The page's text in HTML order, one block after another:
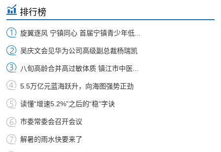
排行榜
旋翼逐风 宁镇同心 首届宁镇青少年低...
吴庆文会见华为公司高级副总裁杨瑞凯
八旬高龄合并高过敏体质 镇江市中医...
5.5万亿元蓝海跃升，向海图强势正劲
读懂“增速5.2%”之后的“稳”字诀
市委常委会召开会议
解暑的雨水快要来了